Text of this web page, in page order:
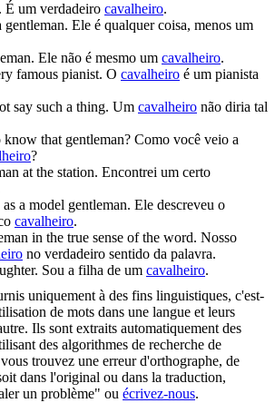
. É um verdadeiro cavalheiro.
gentleman. Ele é qualquer coisa, menos um
. Ele não é mesmo um cavalheiro.
famous pianist. O cavalheiro é um pianista
say such a thing. Um cavalheiro não diria tal
know that gentleman? Como você veio a
?
at the station. Encontrei um certo
a model gentleman. Ele descreveu o
cavalheiro.
in the true sense of the word. Nosso
no verdadeiro sentido da palavra.
Sou a filha de um cavalheiro.
uniquement à des fins linguistiques, c'est-
de mots dans une langue et leurs
Ils sont extraits automatiquement des
des algorithmes de recherche de
trouvez une erreur d'orthographe, de
dans l'original ou dans la traduction,
un problème" ou écrivez-nous.